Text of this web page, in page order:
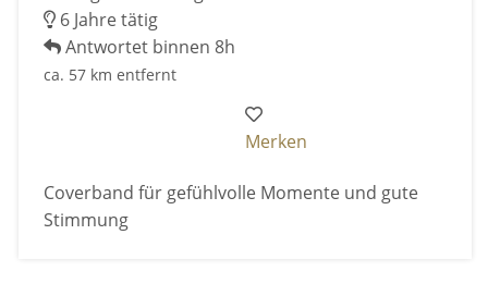
6 Jahre tätig
Antwortet binnen 8h
ca. 57 km entfernt
Merken
Coverband für gefühlvolle Momente und gute
Stimmung